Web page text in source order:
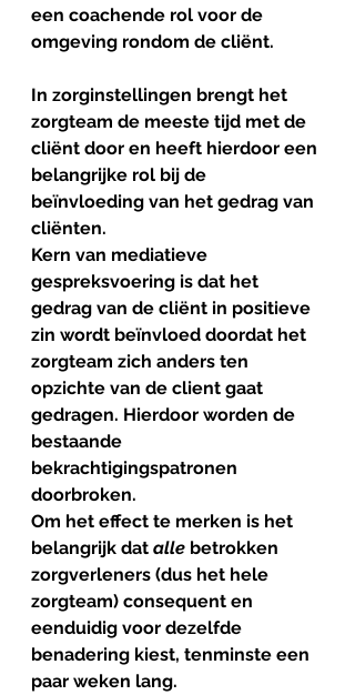
een coachende rol voor de
omgeving rondom de cliënt.
In zorginstellingen brengt het
zorgteam de meeste tijd met de
cliënt door en heeft hierdoor een
belangrijke rol bij de
beïnvloeding van het gedrag van
cliënten.
Kern van mediatieve
gespreksvoering is dat het
gedrag van de cliënt in positieve
zin wordt beïnvloed doordat het
zorgteam zich anders ten
opzichte van de client gaat
gedragen. Hierdoor worden de
bestaande
bekrachtigingspatronen
doorbroken.
Om het effect te merken is het
belangrijk dat alle betrokken
zorgverleners (dus het hele
zorgteam) consequent en
eenduidig voor dezelfde
benadering kiest, tenminste een
paar weken lang.